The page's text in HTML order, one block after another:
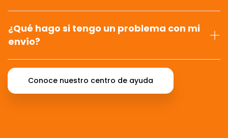
¿Qué hago si tengo un problema con mi
envío?
Conoce nuestro centro de ayuda